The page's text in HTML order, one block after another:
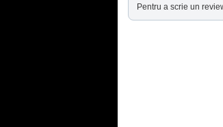
Pentru a scrie un